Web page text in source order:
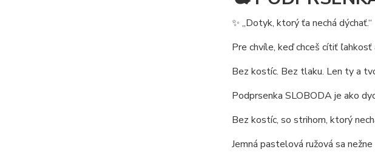
✨ „Dotyk, ktorý ťa nechá dýchať.“
Pre chvíle, keď chceš cítiť
Bez kostíc. Bez tlaku. Len ty a
Podprsenka SLOBODA je ako
Bez kostíc, so strihom, ktorý
Jemná pastelová ružová sa